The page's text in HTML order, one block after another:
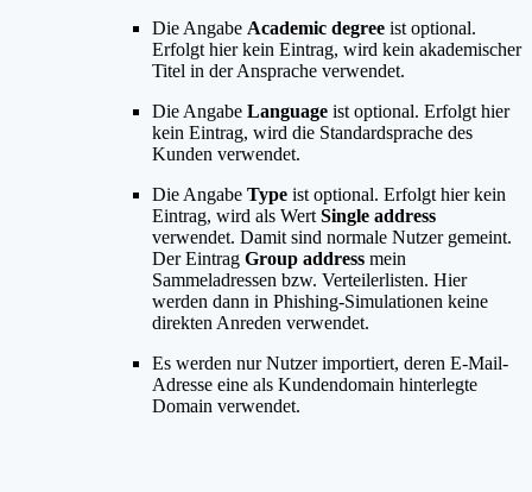
Die Angabe Academic degree ist optional.
Erfolgt hier kein Eintrag, wird kein akademischer
Titel in der Ansprache verwendet.
Die Angabe Language ist optional. Erfolgt hier
kein Eintrag, wird die Standardsprache des
Kunden verwendet.
Die Angabe Type ist optional. Erfolgt hier kein
Eintrag, wird als Wert Single address
verwendet. Damit sind normale Nutzer gemeint.
Der Eintrag Group address mein
Sammeladressen bzw. Verteilerlisten. Hier
werden dann in Phishing-Simulationen keine
direkten Anreden verwendet.
Es werden nur Nutzer importiert, deren E-Mail-
Adresse eine als Kundendomain hinterlegte
Domain verwendet.